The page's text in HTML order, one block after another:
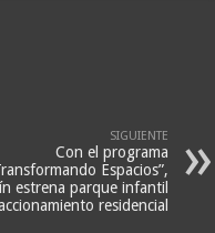
SIGUIENTE
Con el programa
Espacios”,
estrena parque infantil
residencial